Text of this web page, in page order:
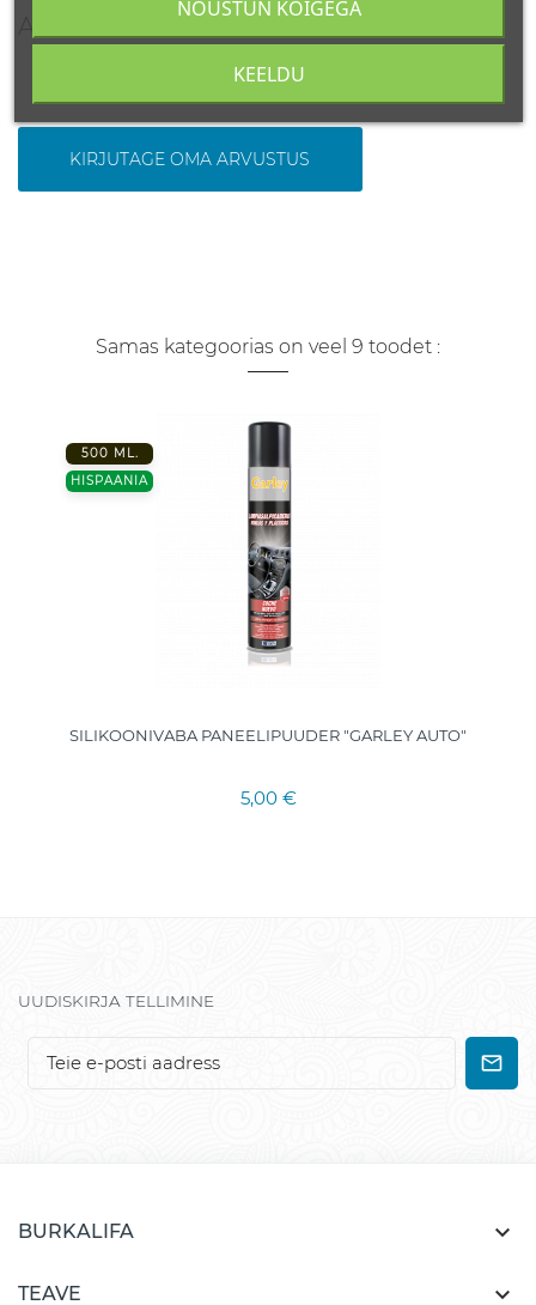
KIRJUTAGE OMA ARVUSTUS
Samas kategoorias on veel 9 toodet :
500 ML.
HISPAANIA
SILIKOONIVABA PANEELIPUUDER "GARLEY AUTO"
5,00 €
UUDISKIRJA TELLIMINE
BURKALIFA 
TEAVE 
KEELDU
NÕUSTUN KÕIGEGA